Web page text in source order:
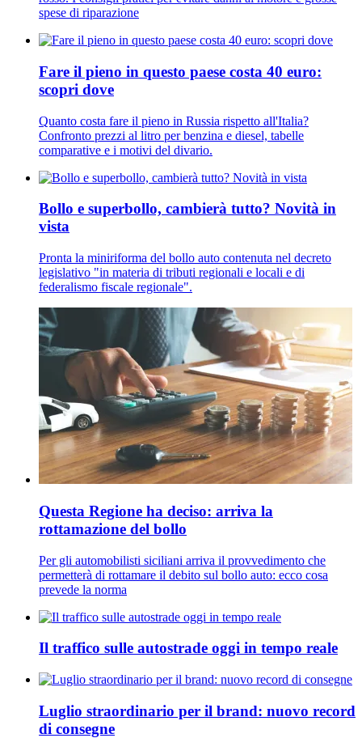
spese di riparazione
Fare il pieno in questo paese costa 40 euro:
scopri dove
Quanto costa fare il pieno in Russia rispetto all'Italia?
Confronto prezzi al litro per benzina e diesel, tabelle
comparative e i motivi del divario.
Bollo e superbollo, cambierà tutto? Novità in
vista
Pronta la miniriforma del bollo auto contenuta nel decreto
legislativo "in materia di tributi regionali e locali e di
federalismo fiscale regionale".
Questa Regione ha deciso: arriva la
rottamazione del bollo
Per gli automobilisti siciliani arriva il provvedimento che
permetterà di rottamare il debito sul bollo auto: ecco cosa
prevede la norma
Il traffico sulle autostrade oggi in tempo reale
Luglio straordinario per il brand: nuovo record
di consegne